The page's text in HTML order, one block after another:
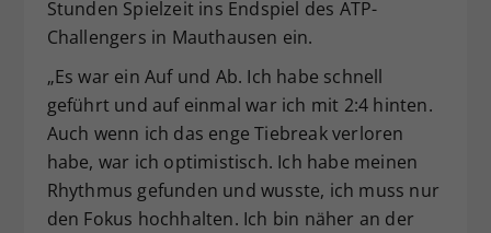
Stunden Spielzeit ins Endspiel des ATP-
Challengers in Mauthausen ein.
„Es war ein Auf und Ab. Ich habe schnell
geführt und auf einmal war ich mit 2:4 hinten.
Auch wenn ich das enge Tiebreak verloren
habe, war ich optimistisch. Ich habe meinen
Rhythmus gefunden und wusste, ich muss nur
den Fokus hochhalten. Ich bin näher an der